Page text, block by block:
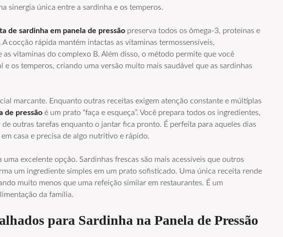
sinergia única entre a sardinha e os temperos.
de sardinha em panela de pressão preserva todos os ômega-3, proteínas e
cocção rápida mantém intactas as vitaminas termossensíveis,
as vitaminas do complexo B. Além disso, o método permite que você
e os temperos, criando uma versão muito mais saudável que as sardinhas
marcante. Enquanto outras receitas exigem atenção constante e múltiplas
de pressão é um prato “faça e esqueça”. Você prepara todos os ingredientes,
outras tarefas enquanto o jantar fica pronto. É perfeita para aqueles dias
casa e precisa de algo nutritivo e rápido.
uma excelente opção. Sardinhas frescas são mais acessíveis que outros
um ingrediente simples em um prato sofisticado. Uma única receita rende
muito menos que uma refeição similar em restaurantes. É um
da família.
para Sardinha na Panela de Pressão